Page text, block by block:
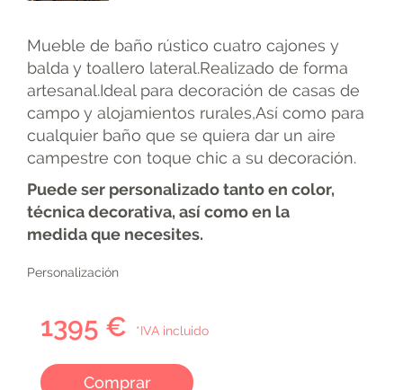
Mueble de baño rústico cuatro cajones y
balda y toallero lateral.Realizado de forma
artesanal.Ideal para decoración de casas de
campo y alojamientos rurales,Así como para
cualquier baño que se quiera dar un aire
campestre con toque chic a su decoración.
Puede ser personalizado tanto en color,
técnica decorativa, así como en la
medidaque necesites.
Personalización
1395 € *IVA incluido
Comprar